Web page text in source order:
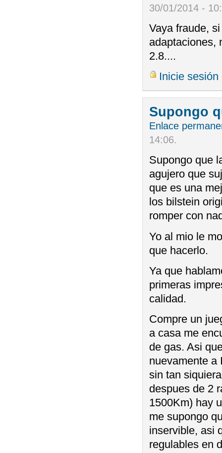
30/01/2014 -
Vaya fraude,
adaptaciones,
2.8....
Inicie sesión
Supongo
Enlace
14:06.
Supongo que
agujero que
que es una
los bilstein
romper con
Yo al mio le
que hacerlo.
Ya que
primeras
calidad.
Compre un
a casa me
de gas. Asi
nuevamente a
sin tan
despues de 2
1500Km) hay
me supongo
inservible, asi
regulables en